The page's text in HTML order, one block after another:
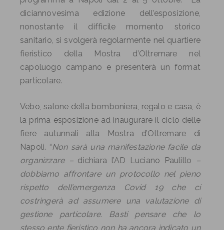
diciannovesima edizione dell’esposizione,
nonostante il difficile momento storico
sanitario, si svolgerà regolarmente nel quartiere
fieristico della Mostra d’Oltremare nel
capoluogo campano e presenterà un format
particolare.
Vebo, salone della bomboniera, regalo e casa, è
la prima esposizione ad inaugurare il ciclo delle
fiere autunnali alla Mostra d’Oltremare di
Napoli. “Non sarà una manifestazione facile da
organizzare – dichiara l’AD Luciano Paulillo –
dobbiamo affrontare un protocollo nel pieno
rispetto dell’emergenza Covid 19 che ci
costringerà ad assumere una valutazione di
gestione particolare. Basti pensare che lo
stesso ente fieristico non ha ancora indicato un